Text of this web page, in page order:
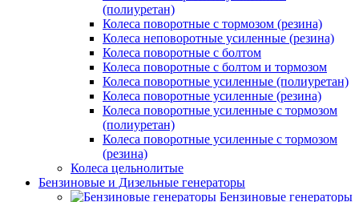
(полиуретан)
Колеса поворотные c тормозом (резина)
Колеса неповоротные усиленные (резина)
Колеса поворотные с болтом
Колеса поворотные с болтом и тормозом
Колеса поворотные усиленные (полиуретан)
Колеса поворотные усиленные (резина)
Колеса поворотные усиленные с тормозом
(полиуретан)
Колеса поворотные усиленные с тормозом
(резина)
Колеса цельнолитые
Бензиновые и Дизельные генераторы
Бензиновые генераторы